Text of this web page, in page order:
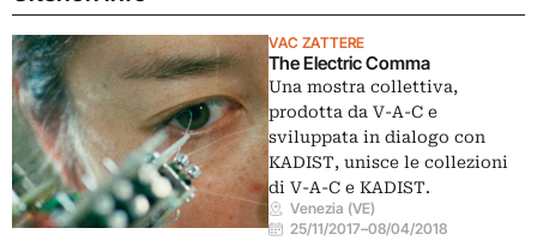
VAC ZATTERE
The Electric Comma
Una mostra collettiva,
prodotta da V-A-C e
sviluppata in dialogo con
KADIST, unisce le collezioni
di V-A-C e KADIST.
Venezia (VE)
25/11/2017–08/04/2018